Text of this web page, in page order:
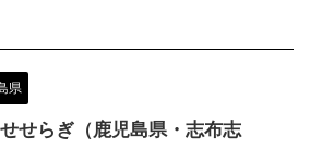
県
せらぎ（鹿児島県・志布志